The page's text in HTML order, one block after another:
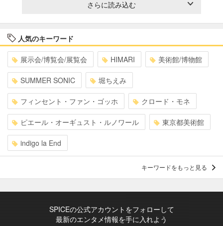
さらに読み込む
人気のキーワード
展示会/博覧会/展覧会 HIMARI 美術館/博物館
SUMMER SONIC 堀ちえみ
フィンセント・ファン・ゴッホ クロード・モネ
ピエール・オーギュスト・ルノワール 東京都美術館
indigo la End
キーワードをもっと見る
SPICEの公式アカウントをフォローして
最新のエンタメ情報を手に入れよう